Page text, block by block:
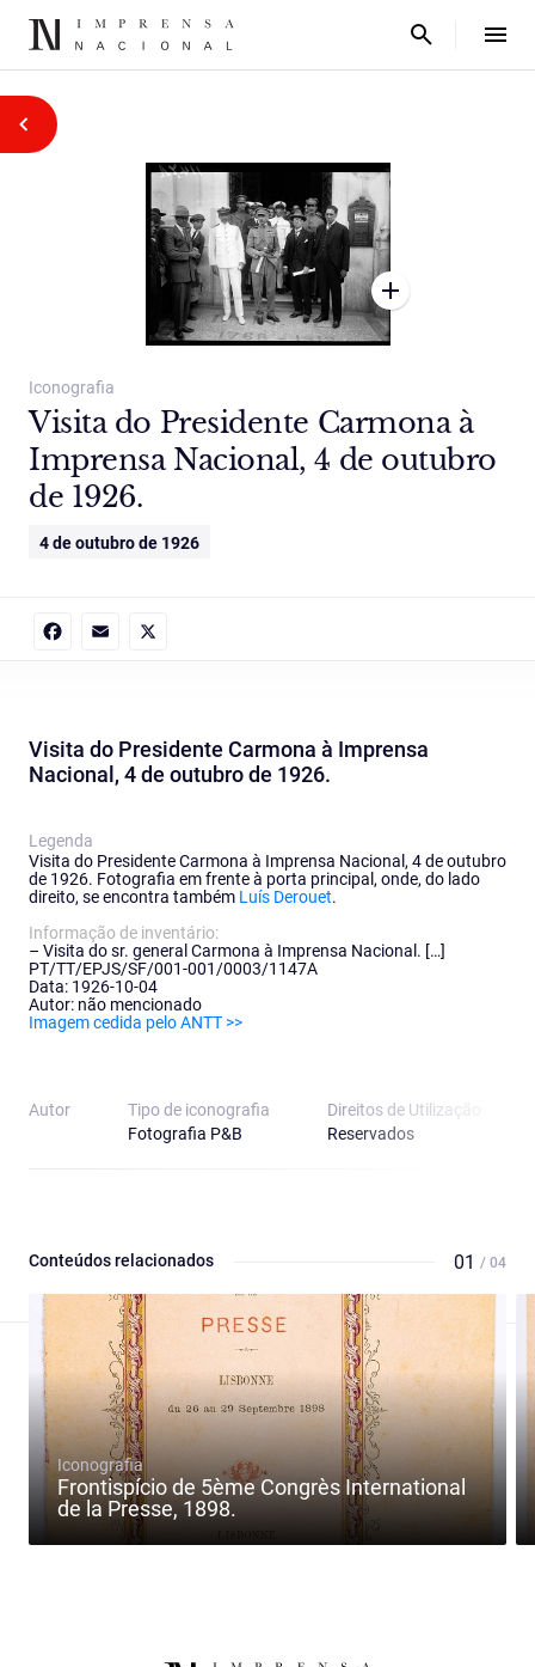
Iconografia
Visita do Presidente Carmona à
Imprensa Nacional, 4 de outubro
de 1926.
4 de outubro de 1926
Visita do Presidente Carmona à Imprensa
Nacional, 4 de outubro de 1926.
Legenda
Visita do Presidente Carmona à Imprensa Nacional, 4 de outubro
de 1926. Fotografia em frente à porta principal, onde, do lado
direito, se encontra também Luís Derouet.
Informação de inventário:
– Visita do sr. general Carmona à Imprensa Nacional. […]
PT/TT/EPJS/SF/001-001/0003/1147A
Data: 1926-10-04
Autor: não mencionado
Imagem cedida pelo ANTT >>
Autor
Tipo de iconografia
Fotografia P&B
Direitos de Utilização
Reservados
Conteúdos relacionados 01 / 04
Iconografia
Frontispício de 5ème Congrès International
de la Presse, 1898.